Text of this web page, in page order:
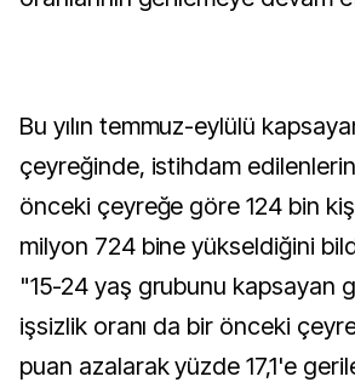
Bu yılın temmuz-eylülü
çeyreğinde, istihdam edilenlerin
önceki çeyreğe göre 124 bin
milyon 724 bine yükseldiğini
"15-24 yaş grubunu kapsayan
işsizlik oranı da bir önceki
puan azalarak yüzde 17,1'e